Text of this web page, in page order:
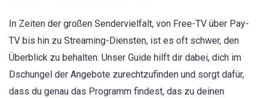
In Zeiten der großen Sendervielfalt, von Free-TV über Pay-
TV bis hin zu Streaming-Diensten, ist es oft schwer, den
Überblick zu behalten. Unser Guide hilft dir dabei, dich im
Dschungel der Angebote zurechtzufinden und sorgt dafür,
dass du genau das Programm findest, das zu deinen